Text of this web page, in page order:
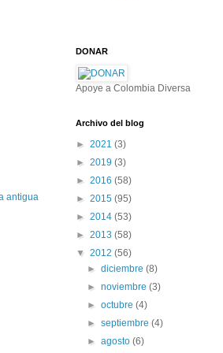
antigua
DONAR
Apoye a Colombia Diversa
Archivo del blog
► 2021 (3)
► 2019 (3)
► 2016 (58)
► 2015 (95)
► 2014 (53)
► 2013 (58)
▼ 2012 (56)
►diciembre(8)
►noviembre(3)
►octubre(4)
►septiembre(4)
►agosto(6)